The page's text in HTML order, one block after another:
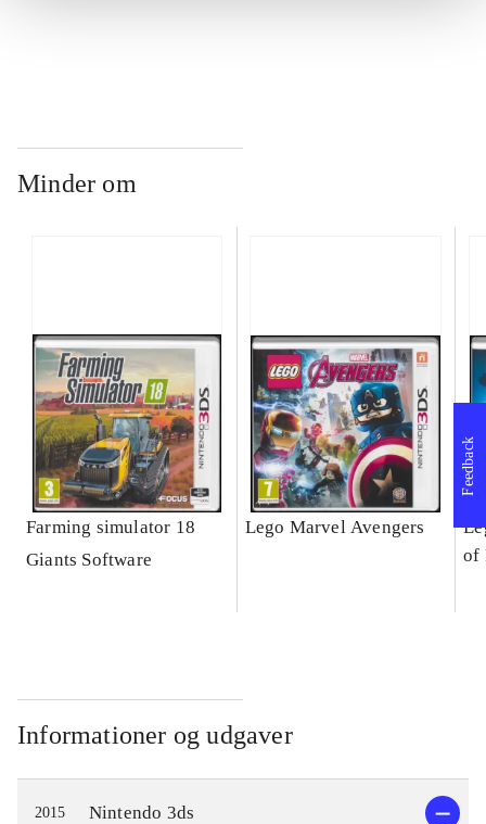
Minder om
Farming simulator 18
Giants Software
Lego Marvel Avengers
of
Informationer og udgaver
2015 Nintendo 3ds
Feedback